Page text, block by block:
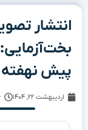
انتشار
پیش
اردیبهشت ۲۲, ۱۴۰۴